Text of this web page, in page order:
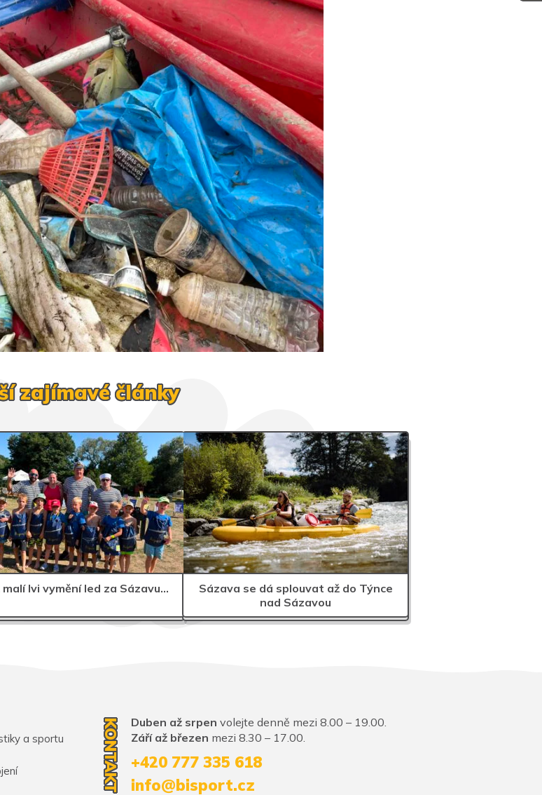
zajímavé články
malí lvi vymění led za Sázavu…
Sázava se dá splouvat až do Týnce
nad Sázavou
a sportu
KONTAKT Duben až srpen volejte denně mezi 8.00 – 19.00.
Září až březen mezi 8.30 – 17.00.
+420 777 335 618
info@bisport.cz